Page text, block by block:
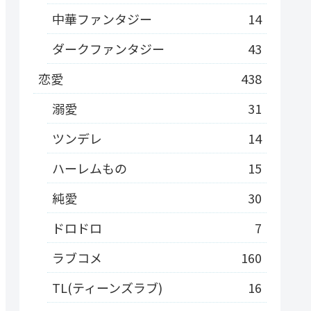
中華ファンタジー
14
ダークファンタジー
43
恋愛
438
溺愛
31
ツンデレ
14
ハーレムもの
15
純愛
30
ドロドロ
7
ラブコメ
160
TL(ティーンズラブ)
16